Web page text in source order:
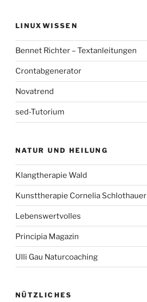
LINUXWISSEN
Bennet Richter – Textanleitungen
Crontabgenerator
Novatrend
sed-Tutorium
NATUR UND HEILUNG
Klangtherapie Wald
Kunsttherapie Cornelia Schlothauer
Lebenswertvolles
Principia Magazin
Ulli Gau Naturcoaching
NÜTZLICHES